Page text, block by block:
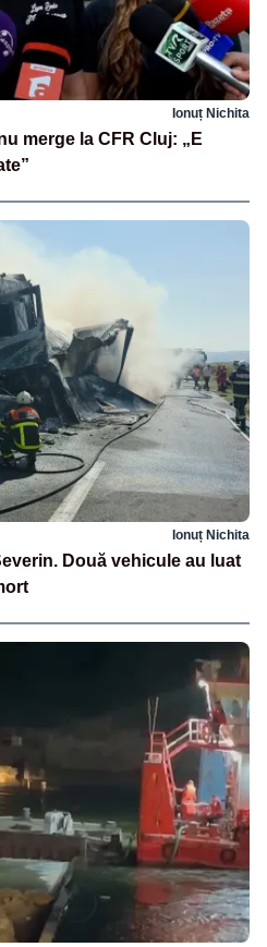
Ionuț Nichita
merge la CFR Cluj: „E
Ionuț Nichita
Două vehicule au luat